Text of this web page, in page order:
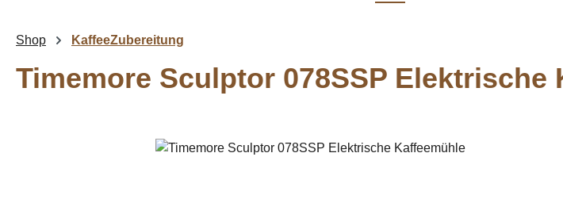
Shop KaffeeZubereitung
Timemore Sculptor 078SSP Elektrische
Bildergalerie überspringen